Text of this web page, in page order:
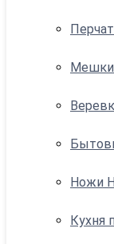
Мешки
Ножи
Кухня